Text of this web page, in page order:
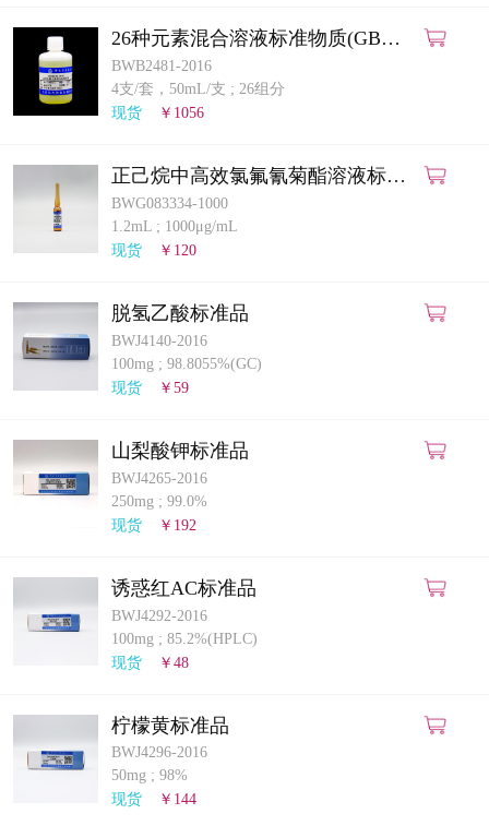
26种元素混合溶液标准物质(GB
5009.268-2025)(ICP-MS法)
BWB2481-2016
4支/套，50mL/支 ; 26组分
现货
￥1056
正己烷中高效氯氟氰菊酯溶液标准
物质
BWG083334-1000
1.2mL ; 1000μg/mL
现货
￥120
脱氢乙酸标准品
BWJ4140-2016
100mg ; 98.8055%(GC)
现货
￥59
山梨酸钾标准品
BWJ4265-2016
250mg ; 99.0%
现货
￥192
诱惑红AC标准品
BWJ4292-2016
100mg ; 85.2%(HPLC)
现货
￥48
柠檬黄标准品
BWJ4296-2016
50mg ; 98%
现货
￥144
返回主页